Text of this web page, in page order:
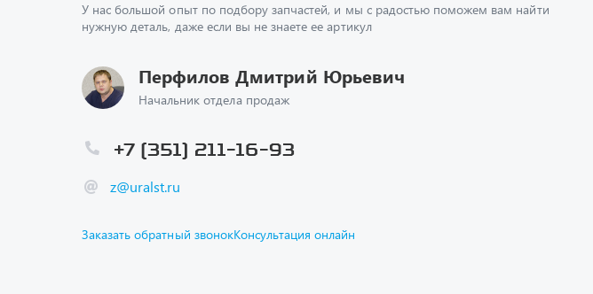
У нас большой опыт по подбору запчастей, и мы с радостью поможем вам найти
нужную деталь, даже если вы не знаете ее артикул
Перфилов Дмитрий Юрьевич
Начальник отдела продаж
z@uralst.ru
+7 (351) 211-16-93
Заказать обратный звонокКонсультация онлайн